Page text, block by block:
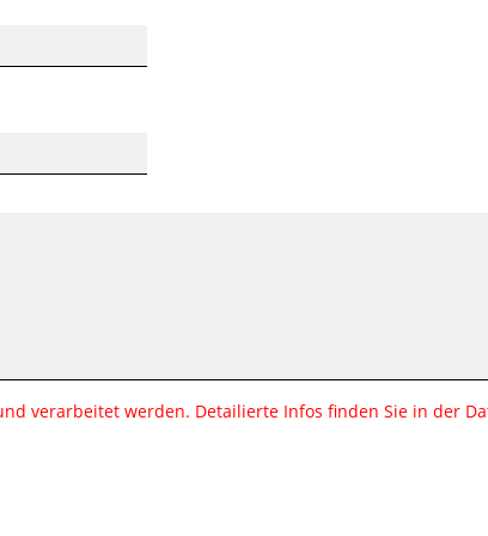
verarbeitet werden. Detailierte Infos finden Sie in der